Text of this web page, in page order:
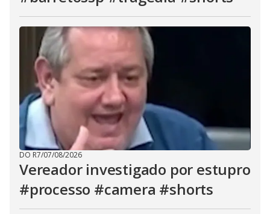
DO R7/07/08/2026
Vereador investigado por estupro
#processo #camera #shorts